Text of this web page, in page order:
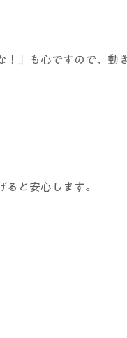
！」も心ですので、動
と安心します。